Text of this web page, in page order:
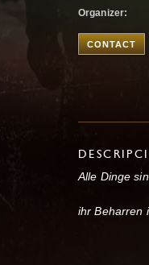
Organizer:
CONTACT
Alle Dinge
ihr Beharren